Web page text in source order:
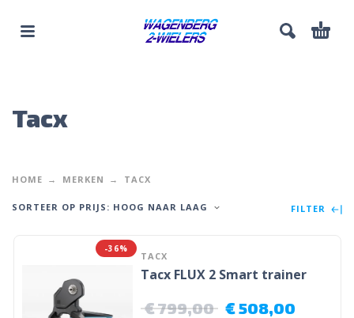
Tacx
HOME MERKEN TACX
SORTEER OP PRIJS: HOOG NAAR LAAG FILTER
-36%
TACX
Tacx FLUX 2 Smart trainer
€799,00 €508,00